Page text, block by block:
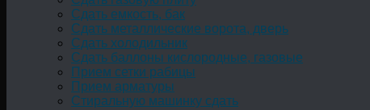
Сдать емкость, бак
Cдать металлические ворота, дверь
Сдать холодильник
Сдать баллоны кислородные, газовые
Прием сетки рабицы
Прием арматуры
Стиральную машинку сдать